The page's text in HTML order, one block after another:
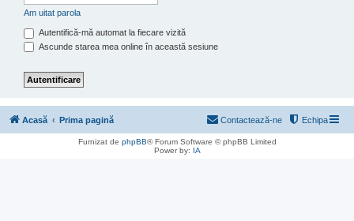
Am uitat parola
Autentifică-mă automat la fiecare vizită
Ascunde starea mea online în această sesiune
Acasă Prima pagină Echipa
Contactează-ne
Furnizat de phpBB® Forum Software © phpBB Limited
Power by: IA